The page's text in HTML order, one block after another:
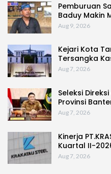
Pemburuan
Baduy Makin
Aug 9, 2026
Kejari Kota
Tersangka
Aug 7, 2026
Seleksi
Provinsi
Aug 7, 2026
Kinerja
Kuartal II-
Aug 7, 2026